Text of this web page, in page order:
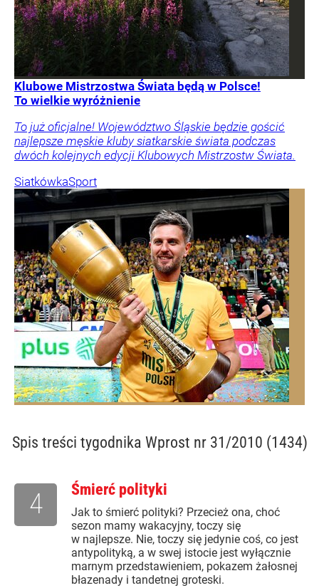
Klubowe Mistrzostwa Świata będą w Polsce!
To wielkie wyróżnienie
To już oficjalne! Województwo Śląskie będzie gościć
najlepsze męskie kluby siatkarskie świata podczas
dwóch kolejnych edycji Klubowych Mistrzostw Świata.
SiatkówkaSport
Spis treści tygodnika Wprost nr 31/2010 (1434)
Śmierć polityki
Jak to śmierć polityki? Przecież ona, choć
sezon mamy wakacyjny, toczy się
w najlepsze. Nie, toczy się jedynie coś, co jest
antypolityką, a w swej istocie jest wyłącznie
marnym przedstawieniem, pokazem żałosnej
błazenady i tandetnej groteski.
4